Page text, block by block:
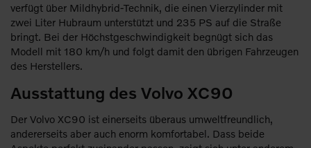
verfügt über Mildhybrid-Technik, die einen Vierzylinder mit
zwei Liter Hubraum unterstützt und 235 PS auf die Straße
bringt. Bei der Höchstgeschwindigkeit begnügt sich das
Modell mit 180 km/h und folgt damit den übrigen Fahrzeugen
des Herstellers.
Ausstattung des Volvo XC90
Der Volvo XC90 ist einerseits überaus umweltfreundlich,
andererseits aber auch enorm komfortabel. Dass beide